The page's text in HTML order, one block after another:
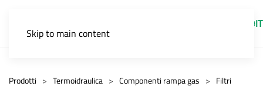
Skip to main content
IT
Prodotti Termoidraulica Componenti rampa gas Filtri